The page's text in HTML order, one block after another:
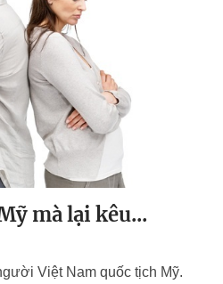
mà lại kêu...
Việt Nam quốc tịch Mỹ.